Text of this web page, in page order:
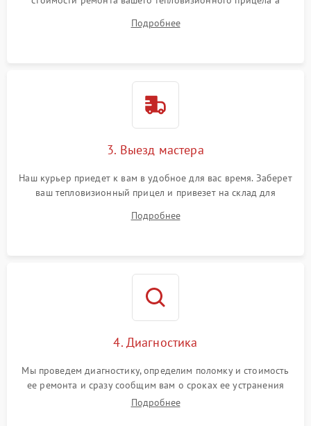
Подробнее
3. Выезд мастера
Наш курьер приедет к вам в удобное для вас время. Заберет
ваш тепловизионный прицел и привезет на склад для
Подробнее
4. Диагностика
Мы проведем диагностику, определим поломку и стоимость
ее ремонта и сразу сообщим вам о сроках ее устранения
Подробнее